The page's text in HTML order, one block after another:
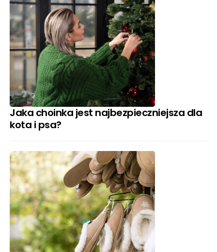
Jaka choinka jest najbezpieczniejsza dla
kota i psa?